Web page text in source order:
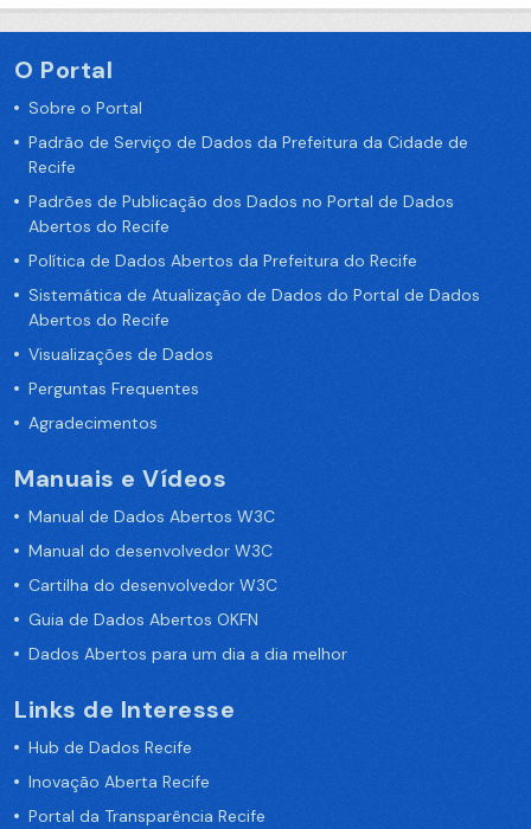
O Portal
Sobre o Portal
Padrão de Serviço de Dados da Prefeitura da Cidade de
Recife
Padrões de Publicação dos Dados no Portal de Dados
Abertos do Recife
Política de Dados Abertos da Prefeitura do Recife
Sistemática de Atualização de Dados do Portal de Dados
Abertos do Recife
Visualizações de Dados
Perguntas Frequentes
Agradecimentos
Manuais e Vídeos
Manual de Dados Abertos W3C
Manual do desenvolvedor W3C
Cartilha do desenvolvedor W3C
Guia de Dados Abertos OKFN
Dados Abertos para um dia a dia melhor
Links de Interesse
Hub de Dados Recife
Inovação Aberta Recife
Portal da Transparência Recife